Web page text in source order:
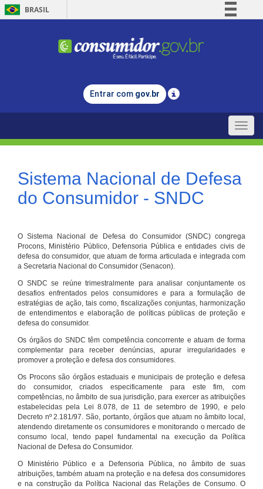
BRASIL
Comunica BR
Legislação
Entrar com gov.br
Toggle
Sistema Nacional de Defesa
do Consumidor - SNDC
O Sistema Nacional de Defesa do Consumidor (SNDC) congrega
Procons, Ministério Público, Defensoria Pública e entidades civis de
defesa do consumidor, que atuam de forma articulada e integrada com
a Secretaria Nacional do Consumidor (Senacon).
O SNDC se reúne trimestralmente para analisar conjuntamente os
desafios enfrentados pelos consumidores e para a formulação de
estratégias de ação, tais como, fiscalizações conjuntas, harmonização
de entendimentos e elaboração de políticas públicas de proteção e
defesa do consumidor.
Os órgãos do SNDC têm competência concorrente e atuam de forma
complementar para receber denúncias, apurar irregularidades e
promover a proteção e defesa dos consumidores.
Os Procons são órgãos estaduais e municipais de proteção e defesa
do consumidor, criados especificamente para este fim, com
competências, no âmbito de sua jurisdição, para exercer as atribuições
estabelecidas pela Lei 8.078, de 11 de setembro de 1990, e pelo
Decreto nº 2.181/97. São, portanto, órgãos que atuam no âmbito local,
atendendo diretamente os consumidores e monitorando o mercado de
consumo local, tendo papel fundamental na execução da Política
Nacional de Defesa do Consumidor.
O Ministério Público e a Defensoria Pública, no âmbito de suas
atribuições, também atuam na proteção e na defesa dos consumidores
e na construção da Política Nacional das Relações de Consumo. O